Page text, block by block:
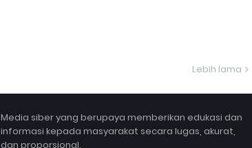
Lebih lama
Media siber yang berupaya memberikan edukasi dan
informasi kepada masyarakat secara lugas, akurat,
dan proporsional.